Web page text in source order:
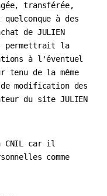
transférée,
à des
de JULIEN
permettrait la
à l'éventuel
tenu de la même
modification des
du site JULIEN
CNIL car il
comme